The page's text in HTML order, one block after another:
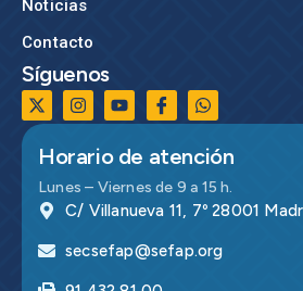
Noticias
Contacto
Síguenos
Horario de atención
Lunes – Viernes de 9 a 15 h.
C/ Villanueva 11, 7º 28001
secsefap@sefap.org